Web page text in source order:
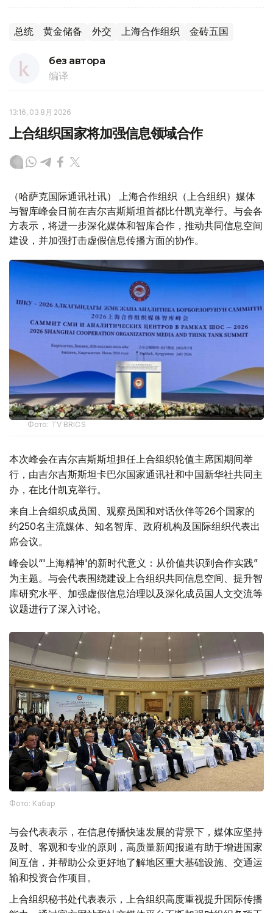
总统 黄金储备 外交 上海合作组织 金砖五国
без автора
编译
13:16, 03 8月 2026
上合组织国家将加强信息领域合作
（哈萨克国际通讯社讯） 上海合作组织（上合组织）媒体
与智库峰会日前在吉尔吉斯斯坦首都比什凯克举行。与会各
方表示，将进一步深化媒体和智库合作，推动共同信息空间
建设，并加强打击虚假信息传播方面的协作。
Фото: TV BRICS
本次峰会在吉尔吉斯斯坦担任上合组织轮值主席国期间举
行，由吉尔吉斯斯坦卡巴尔国家通讯社和中国新华社共同主
办，在比什凯克举行。
来自上合组织成员国、观察员国和对话伙伴等26个国家的
约250名主流媒体、知名智库、政府机构及国际组织代表出
席会议。
峰会以“'上海精神'的新时代意义：从价值共识到合作实践”
为主题。与会代表围绕建设上合组织共同信息空间、提升智
库研究水平、加强虚假信息治理以及深化成员国人文交流等
议题进行了深入讨论。
Фото: Кабар
与会代表表示，在信息传播快速发展的背景下，媒体应坚持
及时、客观和专业的原则，高质量新闻报道有助于增进国家
间互信，并帮助公众更好地了解地区重大基础设施、交通运
输和投资合作项目。
上合组织秘书处代表表示，上合组织高度重视提升国际传播